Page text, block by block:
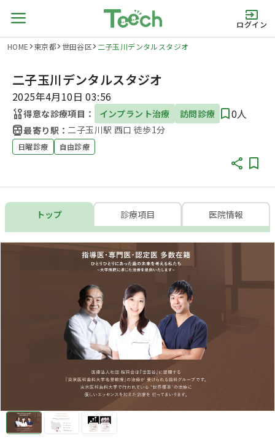
ログイン
HOME 東京都 世田谷区 二子玉川デンタルスタジオ
二子玉川デンタルスタジオ
2025年4月10日 03:56
得意な診療項目： インプラント治療 訪問診療 0人
最寄り駅：二子玉川駅 西口 徒歩1分
日曜診療 自由診療
トップ 診療項目 医院情報